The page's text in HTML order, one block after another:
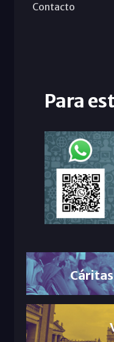
Contacto
Para